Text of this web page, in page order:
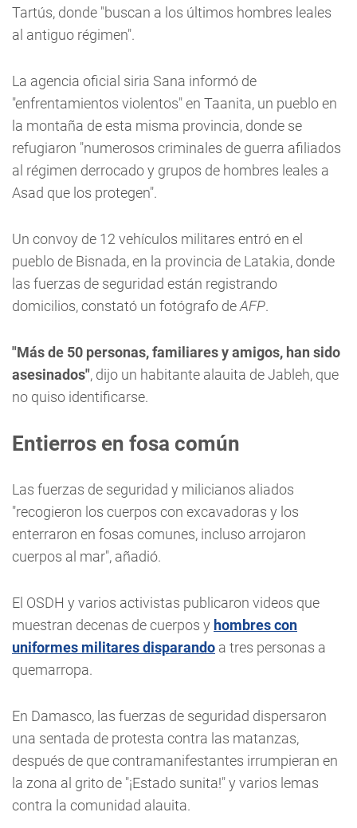
Tartús, donde "buscan a los últimos hombres leales
al antiguo régimen".
La agencia oficial siria Sana informó de
"enfrentamientos violentos" en Taanita, un pueblo en
la montaña de esta misma provincia, donde se
refugiaron "numerosos criminales de guerra afiliados
al régimen derrocado y grupos de hombres leales a
Asad que los protegen".
Un convoy de 12 vehículos militares entró en el
pueblo de Bisnada, en la provincia de Latakia, donde
las fuerzas de seguridad están registrando
domicilios, constató un fotógrafo deAFP.
"Más de 50 personas, familiares y amigos, han sido
asesinados", dijo un habitante alauita de Jableh, que
no quiso identificarse.
Entierros en fosa común
Las fuerzas de seguridad y milicianos aliados
"recogieron los cuerpos con excavadoras y los
enterraron en fosas comunes, incluso arrojaron
cuerpos al mar", añadió.
El OSDH y varios activistas publicaron videos que
muestran decenas de cuerpos y hombres con
uniformes militares disparando a tres personas a
quemarropa.
En Damasco, las fuerzas de seguridad dispersaron
una sentada de protesta contra las matanzas,
después de que contramanifestantes irrumpieran en
la zona al grito de "¡Estado sunita!" y varios lemas
contra la comunidad alauita.